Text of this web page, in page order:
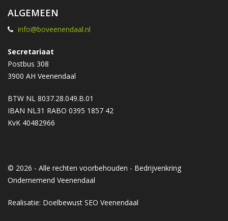
ALGEMEEN
info@boveenendaal.nl
Secretariaat
Postbus 308
3900 AH Veenendaal
BTW NL 8037.28.049.B.01
IBAN NL31 RABO 0395 1857 42
KvK 40482966
© 2026 - Alle rechten voorbehouden - Bedrijvenkring
Ondernemend Veenendaal
Realisatie: Doelbewust SEO Veenendaal